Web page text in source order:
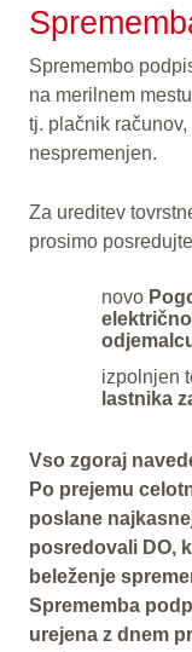
Spremembo
na merilnem
tj. plačnik
nespremenjen.
Za ureditev
prosimo
novo
izpolnjen
lastnika
Vso zgoraj
Po prejemu
poslane
posredovali DO,
beleženje
Sprememba
urejena z dnem